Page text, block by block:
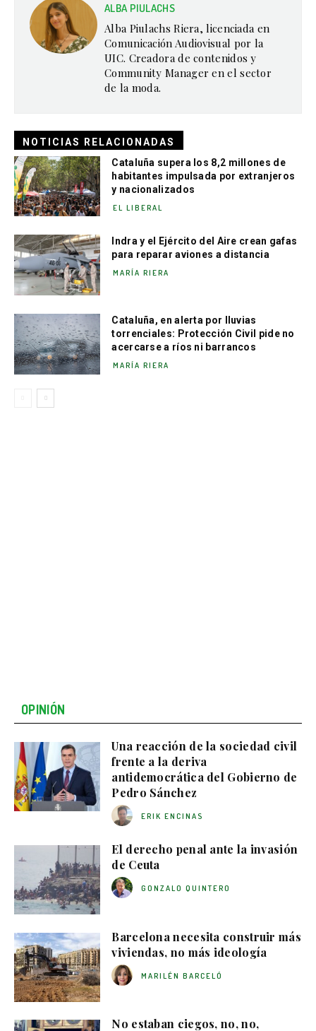
ALBA PIULACHS
Alba Piulachs Riera, licenciada en
Comunicación Audiovisual por la
UIC. Creadora de contenidos y
Community Manager en el sector
de la moda.
NOTICIAS RELACIONADAS
Cataluña supera los 8,2 millones de
habitantes impulsada por extranjeros
y nacionalizados
EL LIBERAL
Indra y el Ejército del Aire crean gafas
para reparar aviones a distancia
MARÍA RIERA
Cataluña, en alerta por lluvias
torrenciales: Protección Civil pide no
acercarse a ríos ni barrancos
MARÍA RIERA
OPINIÓN
Una reacción de la sociedad civil
frente a la deriva
antidemocrática del Gobierno de
Pedro Sánchez
ERIK ENCINAS
El derecho penal ante la invasión
de Ceuta
GONZALO QUINTERO
Barcelona necesita construir más
viviendas, no más ideología
MARILÉN BARCELÓ
No estaban ciegos, no, no,